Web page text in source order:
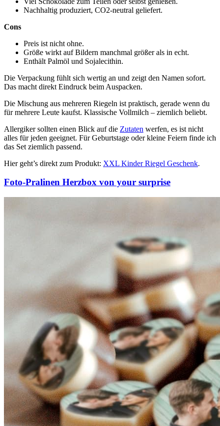
Nachhaltig produziert, CO2-neutral geliefert.
Cons
Preis ist nicht ohne.
Größe wirkt auf Bildern manchmal größer als in echt.
Enthält Palmöl und Sojalecithin.
Die Verpackung fühlt sich wertig an und zeigt den Namen sofort.
Das macht direkt Eindruck beim Auspacken.
Die Mischung aus mehreren Riegeln ist praktisch, gerade wenn du
für mehrere Leute kaufst. Klassische Vollmilch – ziemlich beliebt.
Allergiker sollten einen Blick auf die Zutaten werfen, es ist nicht
alles für jeden geeignet. Für Geburtstage oder kleine Feiern finde ich
das Set ziemlich passend.
Hier geht’s direkt zum Produkt: XXL Kinder Riegel Geschenk.
Foto-Pralinen Herzbox von your surprise